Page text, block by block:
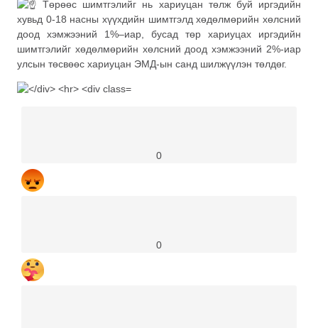
Төрөөс шимтгэлийг нь хариуцан төлж буй иргэдийн
хувьд 0-18 насны хүүхдийн шимтгэлд хөдөлмөрийн хөлсний
доод хэмжээний 1%–иар, бусад төр хариуцах иргэдийн
шимтгэлийг хөдөлмөрийн хөлсний доод хэмжээний 2%-иар
улсын төсвөөс хариуцан ЭМД-ын санд шилжүүлэн төлдөг.
0
0